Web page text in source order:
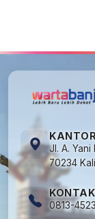
KANTOR
Jl. A. Yani
70234
KONTAK
0813-